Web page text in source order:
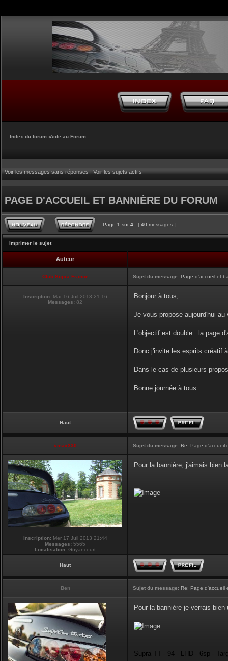
Index du forum ‹Aide au Forum
Voir les messages sans réponses|Voir les sujets actifs
PAGE D'ACCUEIL ET BANNIÈRE DU FORUM
Page 1 sur 4 [ 40 messages ]
Imprimer le sujet
Auteur
Club Supra France Sujet du message: Page d'accueil et
Inscription: Mar 16 Juil 2013 21:16
Messages: 82
Bonjour à tous,
Je vous propose aujourd'hui
L'objectif est double : la page
Donc j'invite les esprits créatif
Dans le cas de plusieurs
Bonne journée à tous.
Haut
vmax330 Sujet du message: Re: Page d'accueil
Inscription:Mer 17 Juil 2013 21:44
Messages: 5565
Localisation: Guyancourt
Pour la bannière, j'aimais bien
Haut
Ben Sujet du message: Re: Page d'accueil
Pour la bannière je verrais
Supra TT - 94 - LHD - 6sp -